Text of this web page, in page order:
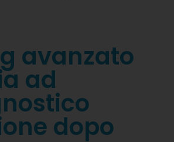
avanzato
ad
dopo